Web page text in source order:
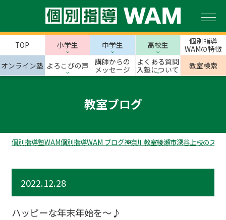
TOP 小学生 中学生 高校生
個別指導
WAMの特徴
オンライン塾 よろこびの声
講師からの
メッセージ
よくある質問
入塾について
教室検索
教室ブログ
個別指導塾WAM個別指導WAM ブログ神奈川教室綾瀬市深谷上校のスタ
2022.12.28
ハッピーな年末年始を～♪